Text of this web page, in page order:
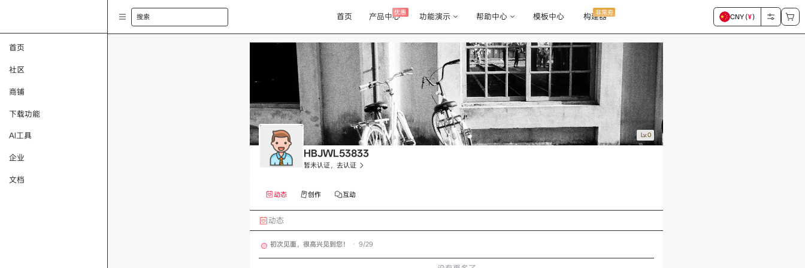
首页
社区
商铺
下载功能
AI工具
企业
文档
搜索 首页 产品中心优惠 功能演示 帮助中心 模板中心 构建器
非常夯
CNY (¥)
Lv.0
HBJWL53833
暂未认证，去认证
动态 创作 互动
动态
初次见面，很高兴见到您！ • 9/29